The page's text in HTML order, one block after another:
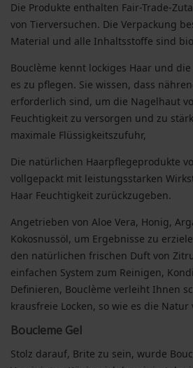
Die Produkte enthalten Fair-Trade-
von Tierversuchen. Die Verpackung
Material und alle Inhaltsstoffe sind
Bouclème kennt lockiges Haar und
es zu pflegen. Sie wissen, dass
erforderlich sind, um die Nagelhaut
Feuchtigkeit zu versorgen und zu
maximale Flüssigkeitszufuhr,
Die natürlichen Haarpflegeprodukte
vollgepackt mit leistungsstarken
Haar Feuchtigkeit zurückzugeben.
Angetrieben von Aloe Vera, Honig,
Kokosnussöl, um Ergebnisse zu
den natürlichen frischen Duft von
einfachen System zum Reinigen,
Definieren, Bouclème verleiht Ihnen
krausfreie Locken, so wie es die Natur
Boucleme Gel
Stolz darauf, Brite zu sein, wurde